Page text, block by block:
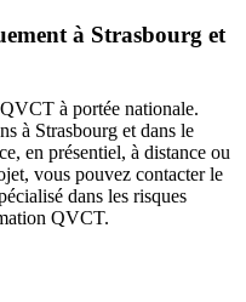
à Strasbourg et
à portée nationale.
à Strasbourg et dans le
en présentiel, à distance ou
vous pouvez contacter le
dans les risques
QVCT.